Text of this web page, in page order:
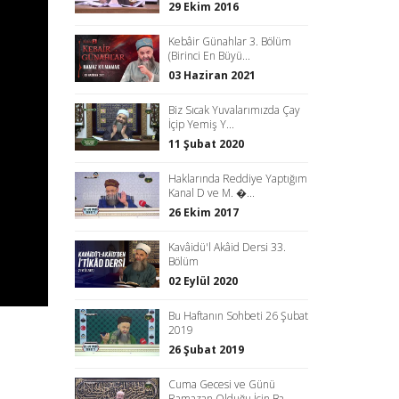
29 Ekim 2016
Kebâir Günahlar 3. Bölüm
(Birinci En Büyü...
03 Haziran 2021
Biz Sıcak Yuvalarımızda Çay
İçip Yemiş Y...
11 Şubat 2020
Haklarında Reddiye Yaptığım
Kanal D ve M. �...
26 Ekim 2017
Kavâidü'l Akâid Dersi 33.
Bölüm
02 Eylül 2020
Bu Haftanın Sohbeti 26 Şubat
2019
26 Şubat 2019
Cuma Gecesi ve Günü